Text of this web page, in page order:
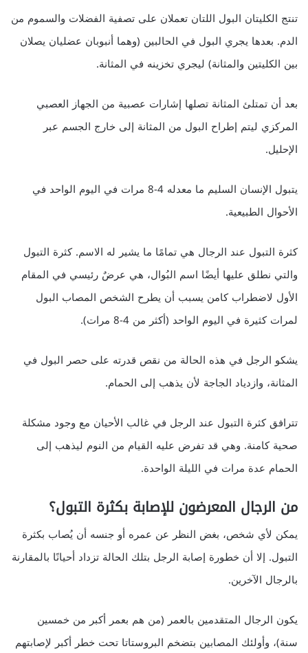
تنتج الكليتان البول اللتان تعملان على تصفية الفضلات والسموم من
الدم. بعدها يجري البول في الحالبين (وهما أنبوبان عضليان يصلان
بين الكليتين والمثانة) ليجري تخزينه في المثانة.
بعد أن تمتلئ المثانة تصلها إشارات عصبية من الجهاز العصبي
المركزي ليتم إطراح البول من المثانة إلى خارج الجسم عبر
الإحليل.
يتبول الإنسان السليم ما معدله 4-8 مرات في اليوم الواحد في
الأحوال الطبيعية.
كثرة التبول عند الرجال هي تمامًا ما يشير له الاسم. كثرة التبول
والتي نطلق عليها أيضًا اسم البُوال، هي عرضٌ رئيسي في المقام
الأول لاضطراب كامن يسبب أن يطرح الشخص المصاب البول
لمرات كثيرة في اليوم الواحد (أكثر من 4-8 مرات).
يشكو الرجل في هذه الحالة من نقص قدرته على حصر البول في
المثانة، وازدياد الجاجة لأن يذهب إلى الحمام.
تترافق كثرة التبول عند الرجل في غالب الأحيان مع وجود مشكلة
صحية كامنة. وهي قد تفرض عليه القيام من النوم ليذهب إلى
الحمام عدة مرات في الليلة الواحدة.
من الرجال المعرضون للإصابة بكثرة التبول؟
يمكن لأي شخص، بغض النظر عن عمره أو جنسه أن يُصاب بكثرة
التبول. إلا أن خطورة إصابة الرجل بتلك الحالة تزداد أحيانًا بالمقارنة
بالرجال الآخرين.
يكون الرجال المتقدمين بالعمر (من هم بعمر أكبر من خمسين
سنة)، وأولئك المصابين بتضخم البروستاتا تحت خطر أكبر لإصابتهم